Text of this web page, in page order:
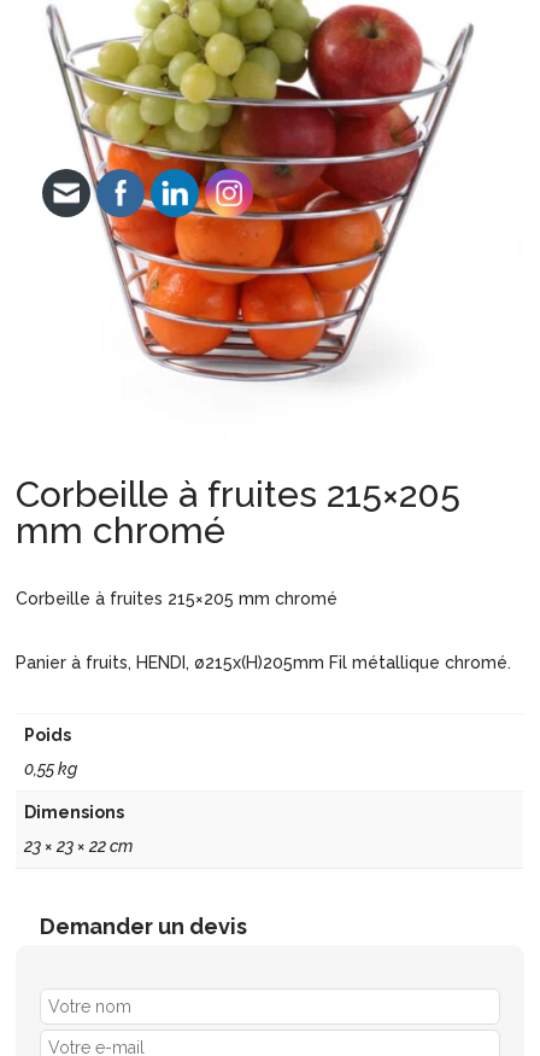
Corbeille à fruites 215×205
mm chromé
Corbeille à fruites 215×205 mm chromé
Panier à fruits, HENDI, ø215x(H)205mm Fil métallique chromé.
Poids
0,55 kg
Dimensions
23 × 23 × 22 cm
Demander un devis